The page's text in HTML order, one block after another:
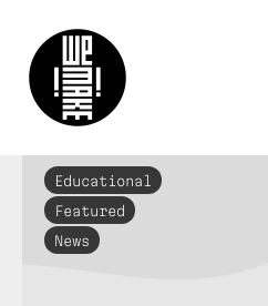
Educational
Featured
News